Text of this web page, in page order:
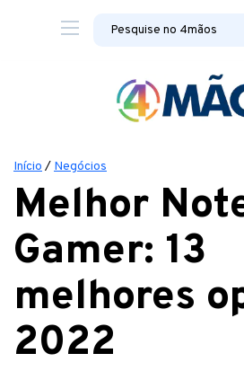
Início / Negócios
Melhor
Gamer: 13
melhores
2022